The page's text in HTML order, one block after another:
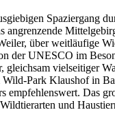
Spaziergang
angrenzende
über weitläufige
der UNESCO im
gleichsam vielseitiger
Park Klaushof in
empfehlenswert. Das
und